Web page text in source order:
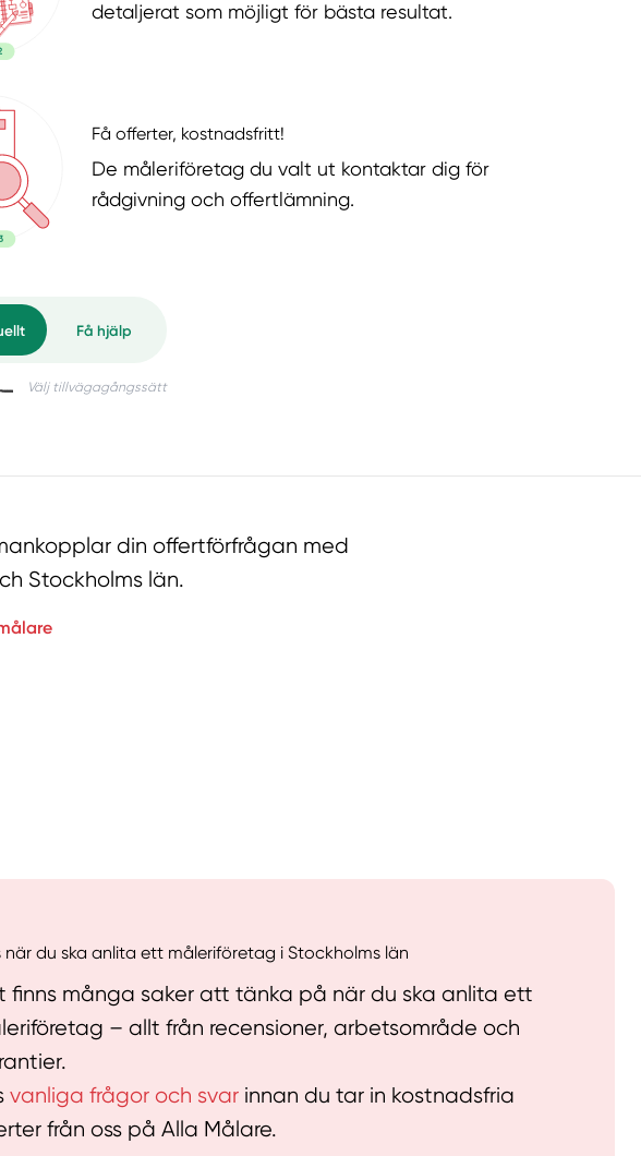
detaljerat som möjligt för bästa resultat.
Få offerter, kostnadsfritt!
De måleriföretag du valt ut kontaktar dig för
rådgivning och offertlämning.
Manuellt Få hjälp
din offertförfrågan med
Stockholms län.
när du ska anlita ett måleriföretag i Stockholms län
finns många saker att tänka på när du ska anlita ett
– allt från recensioner, arbetsområde och
vanliga frågor och svar innan du tar in kostnadsfria
från oss på Alla Målare.